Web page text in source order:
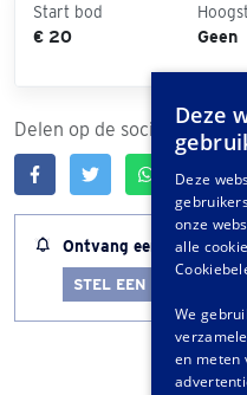
Start bod
€ 20 Geen
Delen op de socials
Ontvang een melding
STEL EEN LOTALERT IN
Deze
Deze
onze
alle
We
en meten